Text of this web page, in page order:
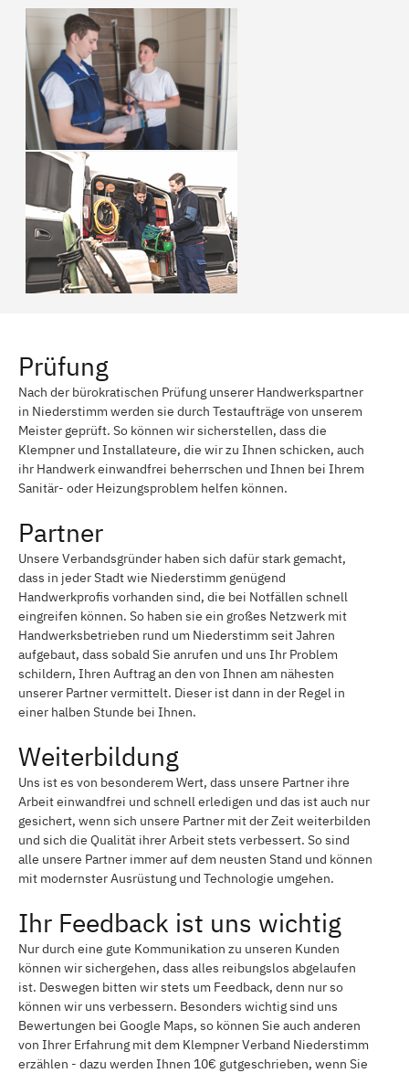
Prüfung
Nach der bürokratischen Prüfung unserer Handwerkspartner
in Niederstimm werden sie durch Testaufträge von unserem
Meister geprüft. So können wir sicherstellen, dass die
Klempner und Installateure, die wir zu Ihnen schicken, auch
ihr Handwerk einwandfrei beherrschen und Ihnen bei Ihrem
Sanitär- oder Heizungsproblem helfen können.
Partner
Unsere Verbandsgründer haben sich dafür stark gemacht,
dass in jeder Stadt wie Niederstimm genügend
Handwerkprofis vorhanden sind, die bei Notfällen schnell
eingreifen können. So haben sie ein großes Netzwerk mit
Handwerksbetrieben rund um Niederstimm seit Jahren
aufgebaut, dass sobald Sie anrufen und uns Ihr Problem
schildern, Ihren Auftrag an den von Ihnen am nähesten
unserer Partner vermittelt. Dieser ist dann in der Regel in
einer halben Stunde bei Ihnen.
Weiterbildung
Uns ist es von besonderem Wert, dass unsere Partner ihre
Arbeit einwandfrei und schnell erledigen und das ist auch nur
gesichert, wenn sich unsere Partner mit der Zeit weiterbilden
und sich die Qualität ihrer Arbeit stets verbessert. So sind
alle unsere Partner immer auf dem neusten Stand und können
mit modernster Ausrüstung und Technologie umgehen.
Ihr Feedback ist uns wichtig
Nur durch eine gute Kommunikation zu unseren Kunden
können wir sichergehen, dass alles reibungslos abgelaufen
ist. Deswegen bitten wir stets um Feedback, denn nur so
können wir uns verbessern. Besonders wichtig sind uns
Bewertungen bei Google Maps, so können Sie auch anderen
von Ihrer Erfahrung mit dem Klempner Verband Niederstimm
erzählen - dazu werden Ihnen 10€ gutgeschrieben, wenn Sie